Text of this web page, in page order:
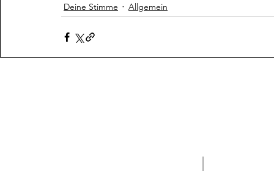
Deine Stimme Allgemein